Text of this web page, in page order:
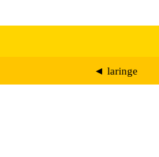
◄ laringe